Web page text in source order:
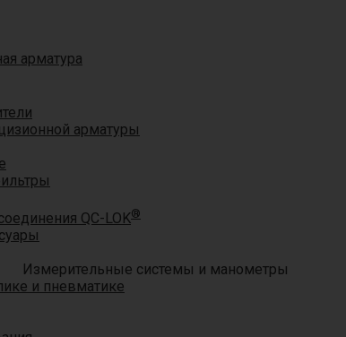
арматура
арматуры
QC-LOK®
Измерительные системы и манометры
и пневматике